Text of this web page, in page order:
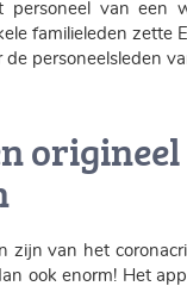
personeel van een
familieleden
personeelsleden
zijn van het
ook enorm! Het